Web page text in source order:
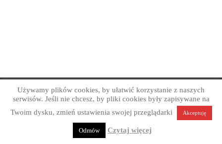
Copyright © Art Grafika Studio Reklamy 2026
Profesjonalne projektowanie graficzne. Obsługa firm z
Sandomierza, okolic i całej Polski.
Polityka prywatności
Używamy plików cookies, by ułatwić korzystanie z naszych
serwisów. Jeśli nie chcesz, by pliki cookies były zapisywane na
Twoim dysku, zmień ustawienia swojej przeglądarki
Akceptuję
Odmów Czytaj więcej